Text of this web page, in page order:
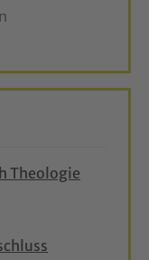
Theologie